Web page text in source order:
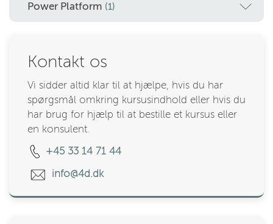
Power Platform (1)
Kontakt os
Vi sidder altid klar til at hjælpe, hvis du har
spørgsmål omkring kursusindhold eller hvis du
har brug for hjælp til at bestille et kursus eller
en konsulent.
+45 33 14 71 44
info@4d.dk